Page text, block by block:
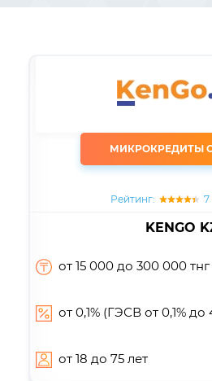
МИКРОКРЕДИТЫ
Рейтинг: 7
KENGO
от 15 000 до 300 000 тнг
от 0,1% (ГЭСВ от 0,1% до
от 18 до 75 лет